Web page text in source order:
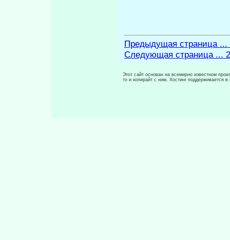
Предыдущая страница ...
Следующая страница ...
Этот сайт основан на всемирно известном
то и копирайт с ним. Хостинг поддерживается